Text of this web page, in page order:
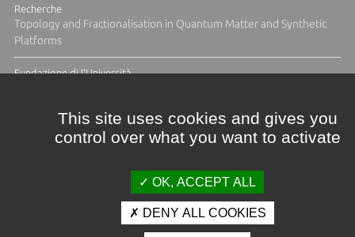
Recherche
Topology and Fractionalisation in Quantum Matter and Synthetic
Platforms
Fundazione di l'Università
Crédits et mentions légales
This site uses cookies and gives you
control over what you want to activate
OK, ACCEPT ALL
DENY ALL COOKIES